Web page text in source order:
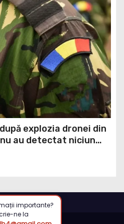
explozia dronei din
au detectat niciun
importante?
ne la